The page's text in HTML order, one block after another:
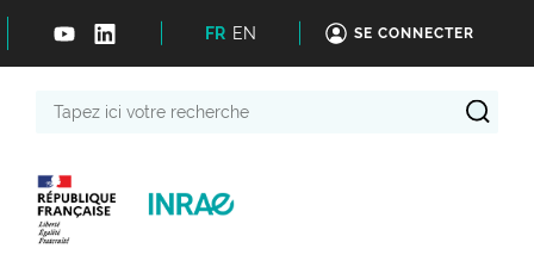
FR EN SE CONNECTER